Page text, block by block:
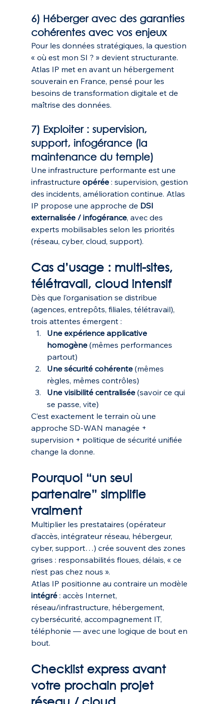
6) Héberger avec des garanties
cohérentes avec vos enjeux
Pour les données stratégiques, la question
« où est mon SI ? » devient structurante.
Atlas IP met en avant un hébergement
souverain en France, pensé pour les
besoins de transformation digitale et de
maîtrise des données.
7) Exploiter : supervision,
support, infogérance (la
maintenance du temple)
Une infrastructure performante est une
infrastructure opérée : supervision, gestion
des incidents, amélioration continue. Atlas
IP propose une approche de DSI
externalisée / infogérance, avec des
experts mobilisables selon les priorités
(réseau, cyber, cloud, support).
Cas d’usage : multi-sites,
télétravail, cloud intensif
Dès que l’organisation se distribue
(agences, entrepôts, filiales, télétravail),
trois attentes émergent :
Une expérience applicative
homogène (mêmes performances
partout)
Une sécurité cohérente (mêmes
règles, mêmes contrôles)
Une visibilité centralisée (savoir ce qui
se passe, vite)
C’est exactement le terrain où une
approche SD-WAN managée +
supervision + politique de sécurité unifiée
change la donne.
Pourquoi “un seul
partenaire” simplifie
vraiment
Multiplier les prestataires (opérateur
d’accès, intégrateur réseau, hébergeur,
cyber, support…) crée souvent des zones
grises : responsabilités floues, délais, « ce
n’est pas chez nous ».
Atlas IP positionne au contraire un modèle
intégré : accès Internet,
réseau/infrastructure, hébergement,
cybersécurité, accompagnement IT,
téléphonie — avec une logique de bout en
bout.
Checklist express avant
votre prochain projet